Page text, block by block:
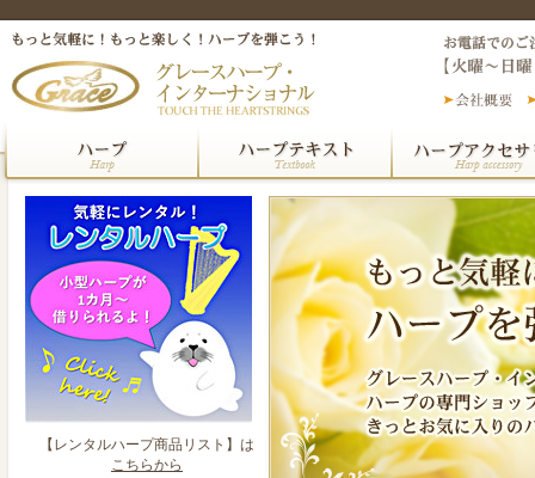
【レンタルハープ商品リスト】は
こちらから